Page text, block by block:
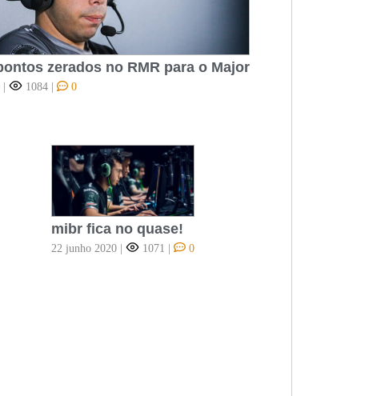
zerados no RMR para o Major
| 1084 | 0
mibr fica no quase!
22 junho 2020 | 1071 | 0